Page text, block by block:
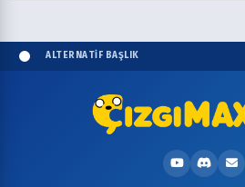
ALTERNATİF BAŞLIK